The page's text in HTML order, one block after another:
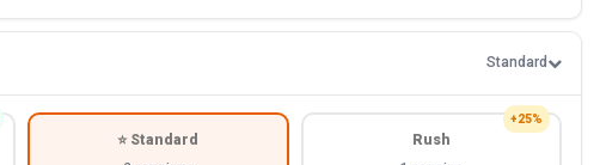
Standard
⭐ Standard
+25%
Rush